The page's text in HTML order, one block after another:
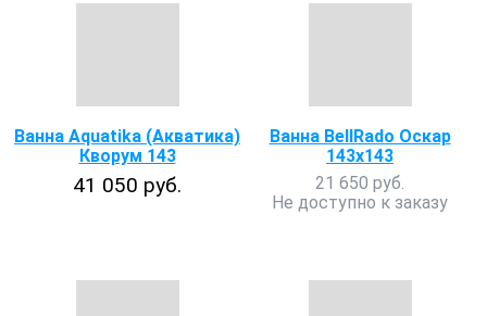
Ванна Aquatika (Акватика)
Кворум 143
41 050 руб.
Ванна BellRado Оскар
143х143
21 650 руб.
Не доступно к заказу